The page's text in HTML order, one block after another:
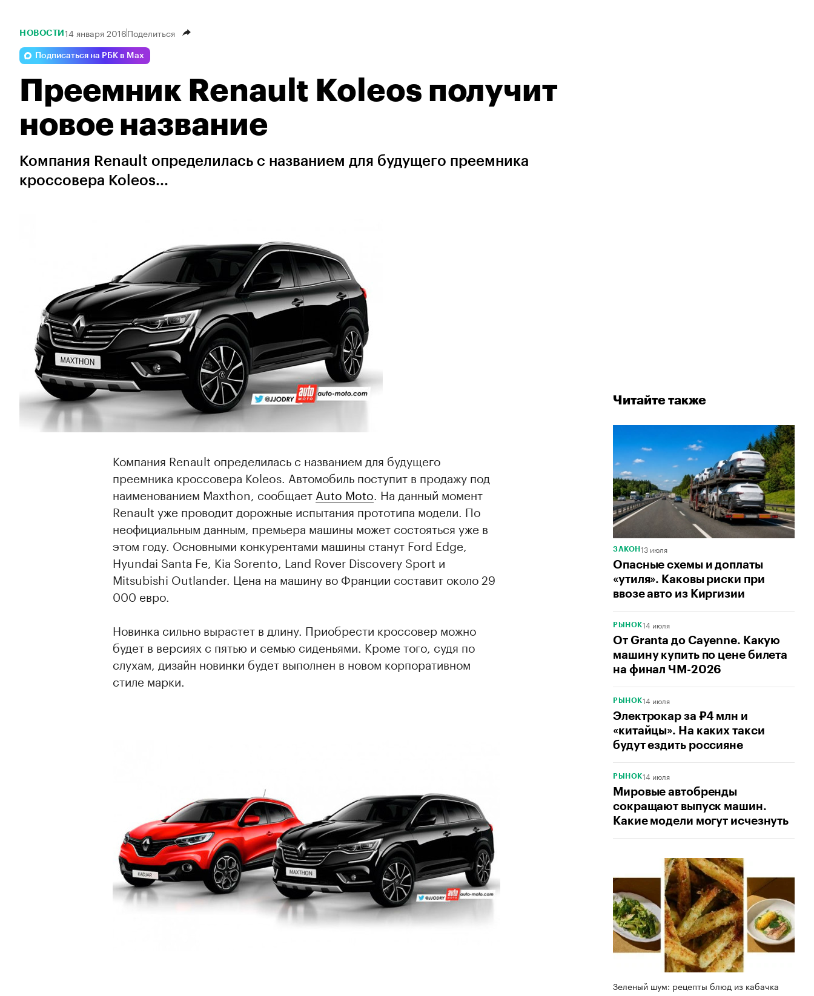
Читайте также
ЗАКОН 13 июля
Опасные схемы и доплаты
«утиля». Каковы риски при
ввозе авто из Киргизии
РЫНОК14 июля
От Granta до Cayenne. Какую
машину купить по цене билета
на финал ЧМ-2026
РЫНОК14 июля
Электрокар за ₽4 млн и
«китайцы». На каких такси
будут ездить россияне
РЫНОК14 июля
Мировые автобренды
сокращают выпуск машин.
Какие модели могут исчезнуть
Зеленый шум: рецепты блюд из кабачка
НОВОСТИ 14 января 2016Поделиться
Подписаться на РБК в Max
Преемник Renault Koleos получит
новое название
Компания Renault определилась с названием для будущего преемника
кроссовера Koleos...
Компания Renault определилась с названием для будущего
преемника кроссовера Koleos. Автомобиль поступит в продажу под
наименованием Maxthon, сообщает Auto Moto. На данный момент
Renault уже проводит дорожные испытания прототипа модели. По
неофициальным данным, премьера машины может состояться уже в
этом году. Основными конкурентами машины станут Ford Edge,
Hyundai Santa Fe, Kia Sorento, Land Rover Discovery Sport и
Mitsubishi Outlander. Цена на машину во Франции составит около 29
000 евро.
Новинка сильно вырастет в длину. Приобрести кроссовер можно
будет в версиях с пятью и семью сиденьями. Кроме того, судя по
слухам, дизайн новинки будет выполнен в новом корпоративном
стиле марки.